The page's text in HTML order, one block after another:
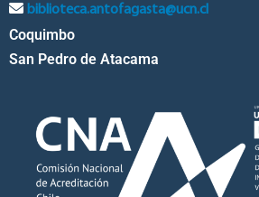
biblioteca.antofagasta@ucn.cl
Coquimbo
San Pedro de Atacama